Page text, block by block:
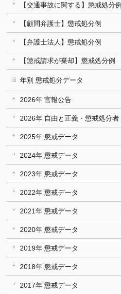
【交通事故に関する】懲戒処分例
【顧問弁護士】懲戒処分例
【弁護士法人】懲戒処分例
【懲戒請求が棄却】懲戒処分例
年別 懲戒処分データ
2026年 官報公告
2026年 自由と正義・懲戒処分者
2025年 懲戒データ
2024年 懲戒データ
2023年 懲戒データ
2022年 懲戒データ
2021年 懲戒データ
2020年 懲戒データ
2019年 懲戒データ
2018年 懲戒データ
2017年 懲戒データ